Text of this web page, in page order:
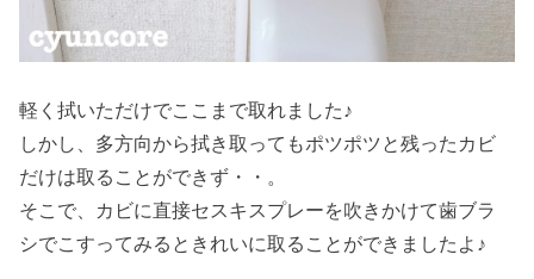
軽く拭いただけでここまで取れました♪
しかし、多方向から拭き取ってもポツポツと残ったカビ
だけは取ることができず・・。
そこで、カビに直接セスキスプレーを吹きかけて歯ブラ
シでこすってみるときれいに取ることができましたよ♪